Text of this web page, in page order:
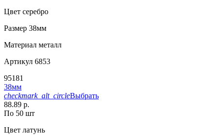
Цвет серебро
Размер 38мм
Материал металл
Артикул 6853
95181
38мм
checkmark_alt_circleВыбрать
88.89 р.
По 50 шт
Цвет латунь